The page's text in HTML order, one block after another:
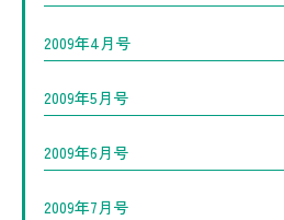
2009年4月号
2009年5月号
2009年6月号
2009年7月号